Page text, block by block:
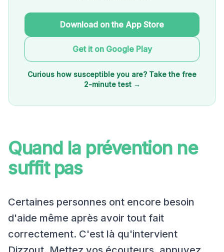
Download on the App Store
Get it on Google Play
Curious how susceptible you are? Take the free
2-minute test →
Quand la prévention ne
suffit pas
Certaines personnes ont encore besoin
d'aide même après avoir tout fait
correctement. C'est là qu'intervient